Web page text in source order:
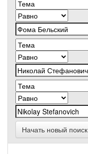
Начать новый поиск